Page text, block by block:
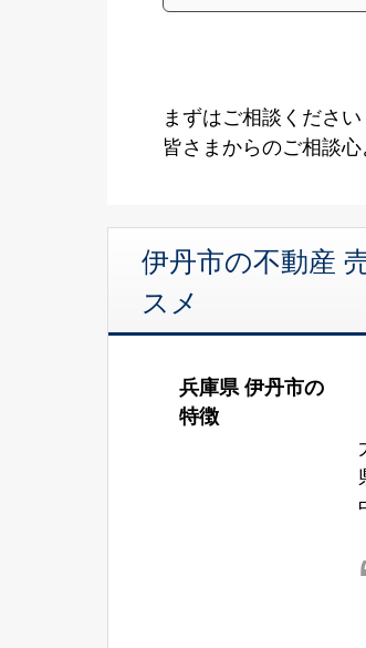
まずはご相談ください
皆さまからのご相談
伊丹市の不動産
スメ
兵庫県 伊丹市の
特徴